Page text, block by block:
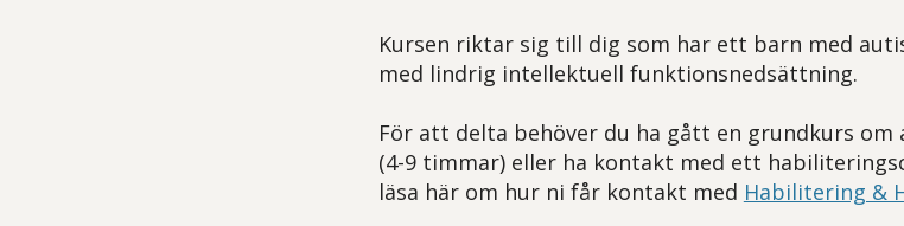
Kursen riktar sig till dig som har ett barn med
med lindrig intellektuell funktionsnedsättning.
För att delta behöver du ha gått en grundkurs
(4-9 timmar) eller ha kontakt med ett
läsa här om hur ni får kontakt med Habilitering &